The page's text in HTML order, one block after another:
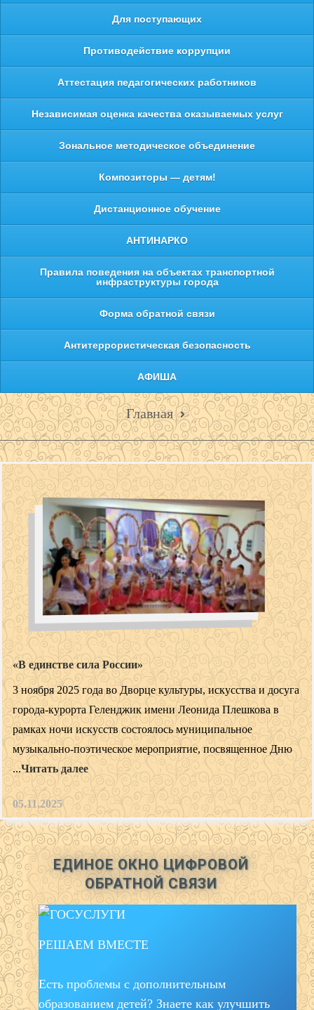
Для поступающих
Противодействие коррупции
Аттестация педагогических работников
Независимая оценка качества оказываемых услуг
Зональное методическое объединение
Композиторы — детям!
Дистанционное обучение
АНТИНАРКО
Правила поведения на объектах транспортной
инфраструктуры города
Форма обратной связи
Антитеррористическая безопасность
АФИША
Главная
«В единстве сила России»
3 ноября 2025 года во Дворце культуры, искусства и досуга
города-курорта Геленджик имени Леонида Плешкова в
рамках ночи искусств состоялось муниципальное
музыкально-поэтическое мероприятие, посвященное Дню
...Читать далее
05.11.2025
ЕДИНОЕ ОКНО ЦИФРОВОЙ
ОБРАТНОЙ СВЯЗИ
РЕШАЕМ ВМЕСТЕ
Есть проблемы с дополнительным
образованием детей? Знаете как улучшить